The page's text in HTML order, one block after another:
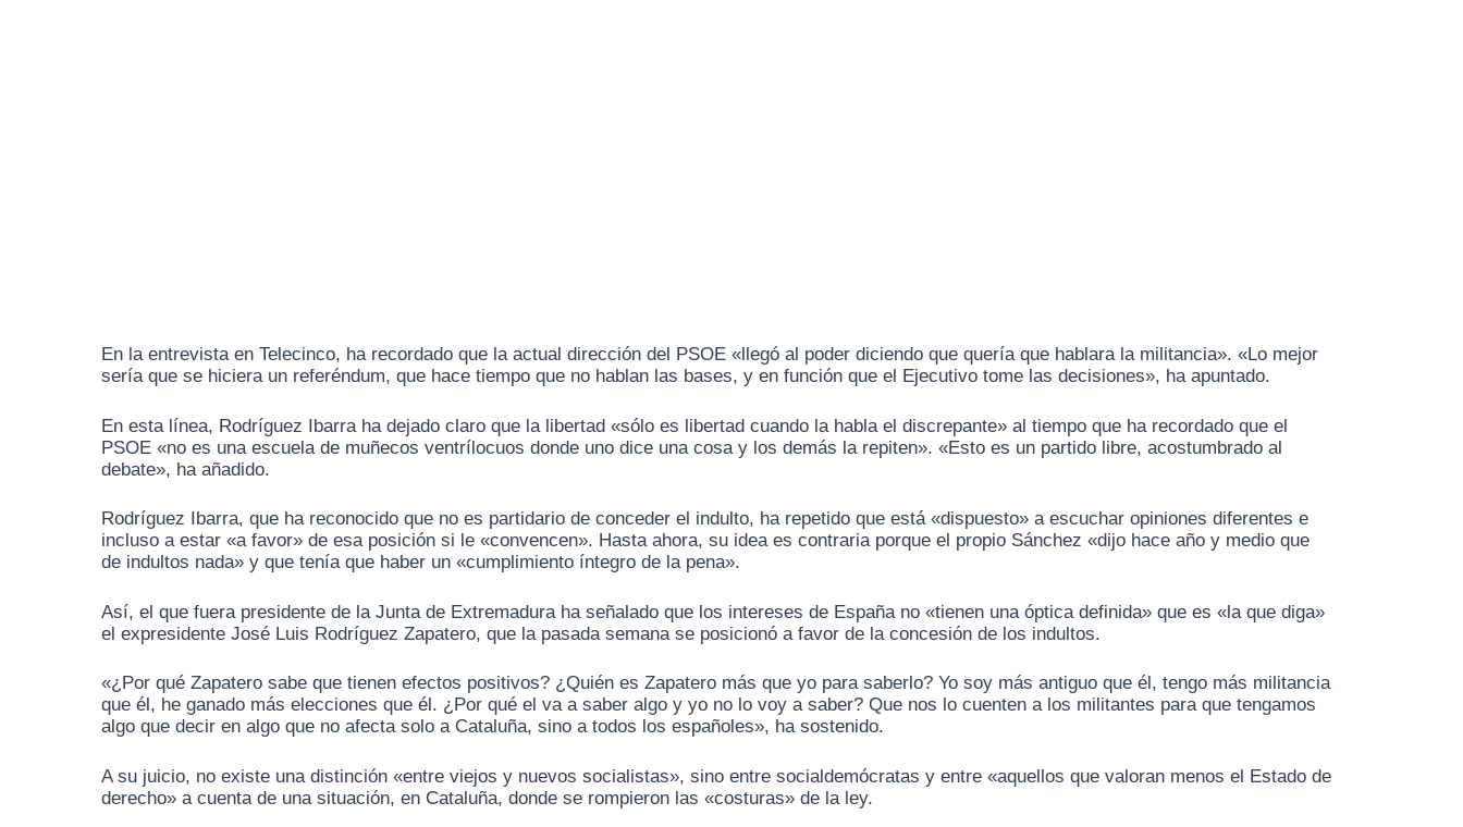
En la entrevista en Telecinco, ha recordado que la actual dirección del PSOE «llegó al poder diciendo que quería que hablara la militancia». «Lo mejor
sería que se hiciera un referéndum, que hace tiempo que no hablan las bases, y en función que el Ejecutivo tome las decisiones», ha apuntado.
En esta línea, Rodríguez Ibarra ha dejado claro que la libertad «sólo es libertad cuando la habla el discrepante» al tiempo que ha recordado que el
PSOE «no es una escuela de muñecos ventrílocuos donde uno dice una cosa y los demás la repiten». «Esto es un partido libre, acostumbrado al
debate», ha añadido.
Rodríguez Ibarra, que ha reconocido que no es partidario de conceder el indulto, ha repetido que está «dispuesto» a escuchar opiniones diferentes e
incluso a estar «a favor» de esa posición si le «convencen». Hasta ahora, su idea es contraria porque el propio Sánchez «dijo hace año y medio que
de indultos nada» y que tenía que haber un «cumplimiento íntegro de la pena».
Así, el que fuera presidente de la Junta de Extremadura ha señalado que los intereses de España no «tienen una óptica definida» que es «la que diga»
el expresidente José Luis Rodríguez Zapatero, que la pasada semana se posicionó a favor de la concesión de los indultos.
«¿Por qué Zapatero sabe que tienen efectos positivos? ¿Quién es Zapatero más que yo para saberlo? Yo soy más antiguo que él, tengo más militancia
que él, he ganado más elecciones que él. ¿Por qué el va a saber algo y yo no lo voy a saber? Que nos lo cuenten a los militantes para que tengamos
algo que decir en algo que no afecta solo a Cataluña, sino a todos los españoles», ha sostenido.
A su juicio, no existe una distinción «entre viejos y nuevos socialistas», sino entre socialdemócratas y entre «aquellos que valoran menos el Estado de
derecho» a cuenta de una situación, en Cataluña, donde se rompieron las «costuras» de la ley.